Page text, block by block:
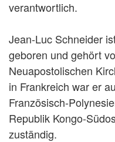
verantwortlich.
Jean-Luc Schneider
geboren und gehört
Neuapostolischen
in Frankreich war er
Französisch-
Republik Kongo-
zuständig.